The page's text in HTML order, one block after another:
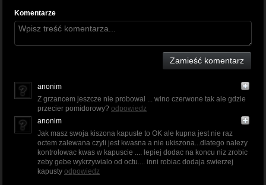
Komentarze
Zamieść komentarz
anonim
Z grzancem jeszcze nie probowal ... wino czerwone tak ale gdzie
przecier pomidorowy? odpowiedz
anonim
Jak masz swoja kiszona kapuste to OK ale kupna jest nie raz
octem zalewana czyli jest kwasna a nie ukiszona...dlatego nalezy
kontrolowac kwas w kapuscie .... lepiej dodac na koncu niz zrobic
zeby gebe wykrzywialo od octu.... inni robiac dodaja swierzej
kapusty odpowiedz